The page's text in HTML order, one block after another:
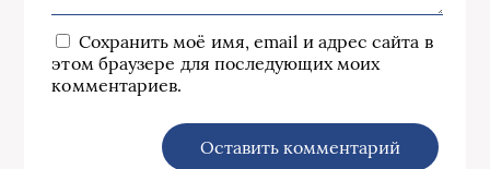
Сохранить моё имя, email и адрес сайта в
этом браузере для последующих моих
комментариев.